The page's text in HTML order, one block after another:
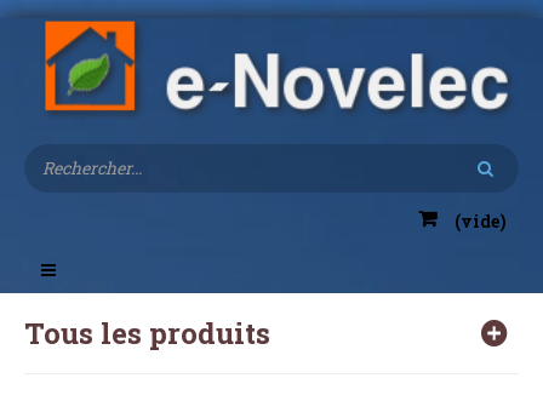
(vide)
Toggle
navigation
Tous les produits